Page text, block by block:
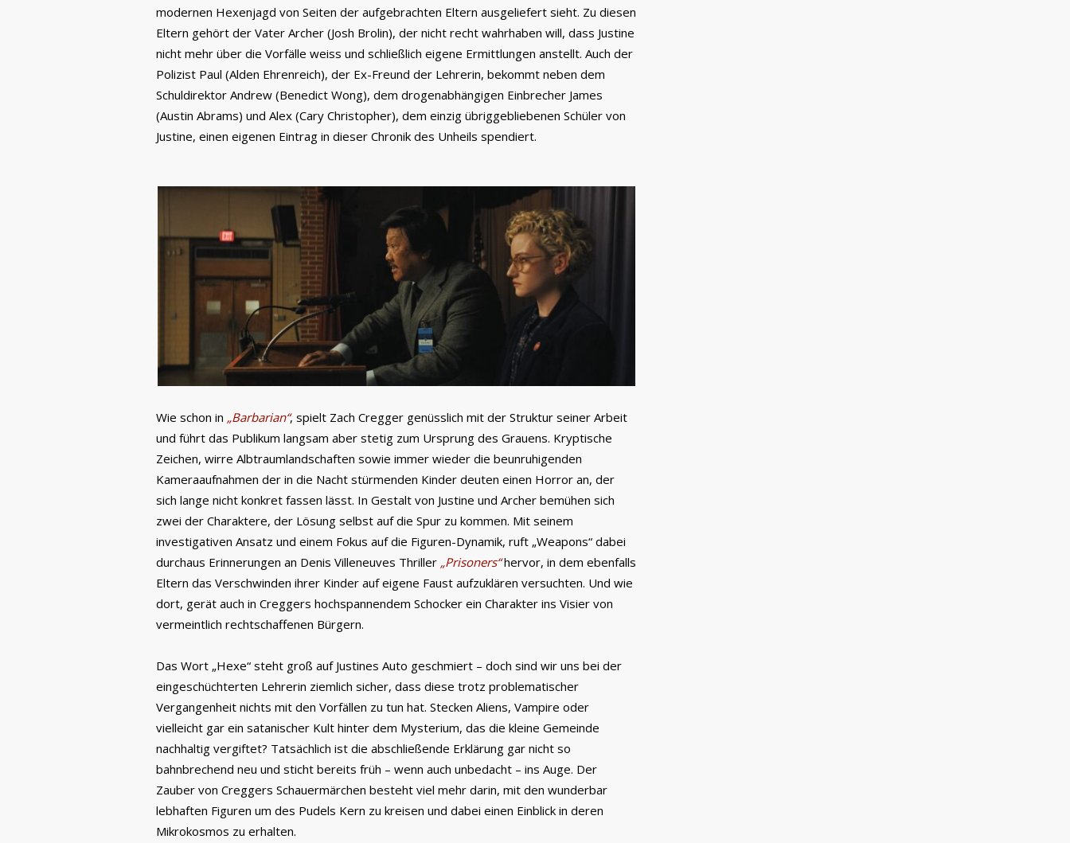
modernen Hexenjagd von Seiten der aufgebrachten Eltern ausgeliefert sieht. Zu diesen
Eltern gehört der Vater Archer (Josh Brolin), der nicht recht wahrhaben will, dass Justine
nicht mehr über die Vorfälle weiss und schließlich eigene Ermittlungen anstellt. Auch der
Polizist Paul (Alden Ehrenreich), der Ex-Freund der Lehrerin, bekommt neben dem
Schuldirektor Andrew (Benedict Wong), dem drogenabhängigen Einbrecher James
(Austin Abrams) und Alex (Cary Christopher), dem einzig übriggebliebenen Schüler von
Justine, einen eigenen Eintrag in dieser Chronik des Unheils spendiert.
Wie schon in „Barbarian“, spielt Zach Cregger genüsslich mit der Struktur seiner Arbeit
und führt das Publikum langsam aber stetig zum Ursprung des Grauens. Kryptische
Zeichen, wirre Albtraumlandschaften sowie immer wieder die beunruhigenden
Kameraaufnahmen der in die Nacht stürmenden Kinder deuten einen Horror an, der
sich lange nicht konkret fassen lässt. In Gestalt von Justine und Archer bemühen sich
zwei der Charaktere, der Lösung selbst auf die Spur zu kommen. Mit seinem
investigativen Ansatz und einem Fokus auf die Figuren-Dynamik, ruft „Weapons“ dabei
durchaus Erinnerungen an Denis Villeneuves Thriller „Prisoners“hervor, in dem ebenfalls
Eltern das Verschwinden ihrer Kinder auf eigene Faust aufzuklären versuchten. Und wie
dort, gerät auch in Creggers hochspannendem Schocker ein Charakter ins Visier von
vermeintlich rechtschaffenen Bürgern.
Das Wort „Hexe“ steht groß auf Justines Auto geschmiert – doch sind wir uns bei der
eingeschüchterten Lehrerin ziemlich sicher, dass diese trotz problematischer
Vergangenheit nichts mit den Vorfällen zu tun hat. Stecken Aliens, Vampire oder
vielleicht gar ein satanischer Kult hinter dem Mysterium, das die kleine Gemeinde
nachhaltig vergiftet? Tatsächlich ist die abschließende Erklärung gar nicht so
bahnbrechend neu und sticht bereits früh – wenn auch unbedacht – ins Auge. Der
Zauber von Creggers Schauermärchen besteht viel mehr darin, mit den wunderbar
lebhaften Figuren um des Pudels Kern zu kreisen und dabei einen Einblick in deren
Mikrokosmos zu erhalten.